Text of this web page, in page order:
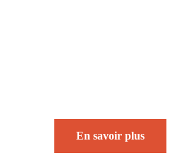
En savoir plus